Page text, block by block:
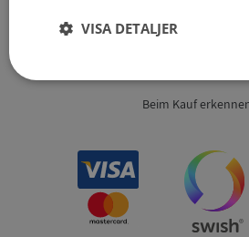
Beim Kauf
VISA DETALJER
Strikt
nödvändigt
Strikt nödvändigt